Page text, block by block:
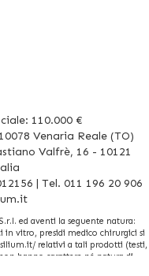
110.000 €
Venaria Reale (TO)
Valfrè, 16 - 10121
| Tel. 011 196 20 906
ed aventi la seguente natura:
in vitro, presidi medico chirurgici si
relativi a tali prodotti (testi,
hanno carattere né natura di